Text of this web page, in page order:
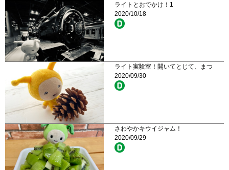
ライトとおでかけ！1
2020/10/18
ライト実験室！開いてとじて、まつ
2020/09/30
さわやかキウイジャム！
2020/09/29